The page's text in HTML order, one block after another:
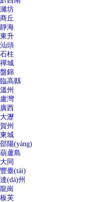
濰坊
商丘
靜海
東升
汕頭
石柱
禪城
盤錦
臨高縣
溫州
盧灣
廣西
大瀝
賀州
東城
邵陽(yáng)
葫蘆島
大同
豐臺(tái)
達(dá)州
龍崗
板芙